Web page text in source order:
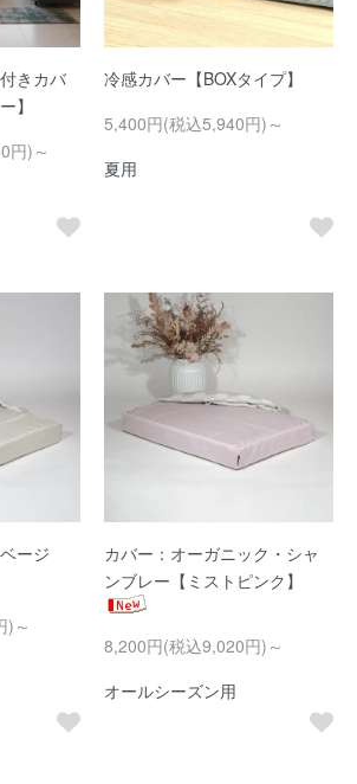
きカバ
】
円)～
冷感カバー【BOXタイプ】
5,400円(税込5,940円)～
夏用
ージ
)～
カバー：オーガニック・シャ
ンブレー【ミストピンク】
8,200円(税込9,020円)～
オールシーズン用